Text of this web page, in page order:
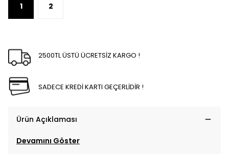
1 2
2500TL ÜSTÜ ÜCRETSİZ KARGO !
SADECE KREDİ KARTI GEÇERLİDİR !
Ürün Açıklaması
Devamını Göster